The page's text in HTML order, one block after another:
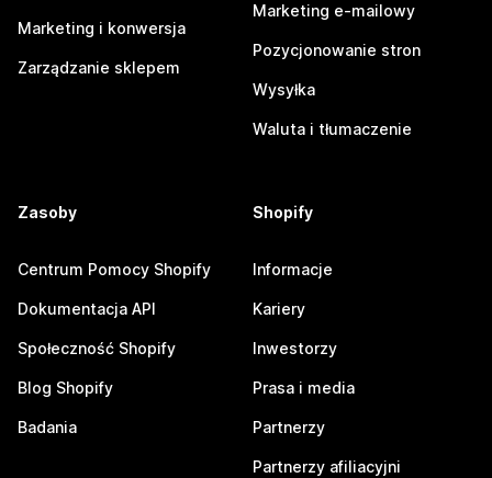
Marketing i konwersja
Zarządzanie sklepem
Marketing e-mailowy
Pozycjonowanie stron
Wysyłka
Waluta i tłumaczenie
Zasoby
Centrum Pomocy Shopify
Dokumentacja API
Społeczność Shopify
Blog Shopify
Badania
Shopify
Informacje
Kariery
Inwestorzy
Prasa i media
Partnerzy
Partnerzy afiliacyjni